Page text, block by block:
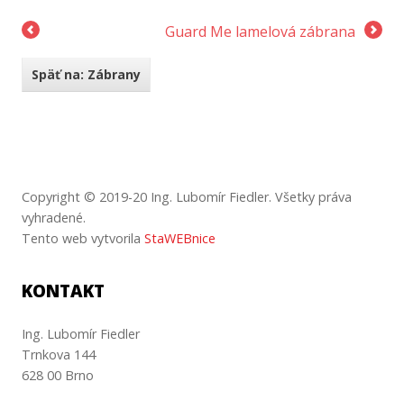
Guard Me lamelová zábrana
Späť na: Zábrany
Copyright © 2019-20 Ing. Lubomír Fiedler. Všetky práva
vyhradené.
Tento web vytvorila StaWEBnice
KONTAKT
Ing. Lubomír Fiedler
Trnkova 144
628 00 Brno